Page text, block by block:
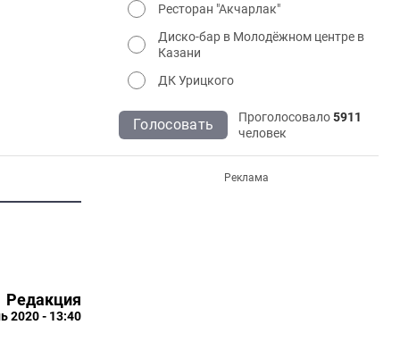
Ресторан "Акчарлак"
Диско-бар в Молодёжном центре в
Казани
ДК Урицкого
Голосовать Проголосовало5911
человек
Редакция
2020 - 13:40
Реклама